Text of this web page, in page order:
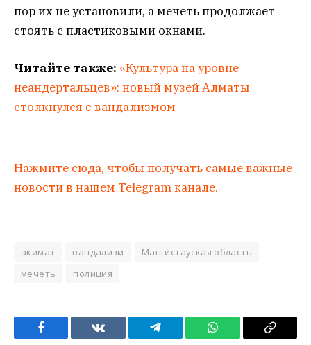
пор их не установили, а мечеть продолжает
стоять с пластиковыми окнами.
Читайте также: «Культура на уровне
неандертальцев»: новый музей Алматы
столкнулся с вандализмом
Нажмите сюда, чтобы получать самые важные
новости в нашем Telegram канале.
акимат вандализм
Мангистауская область
мечеть
полиция
Facebook VKontakteTelegram WhatsApp Copy